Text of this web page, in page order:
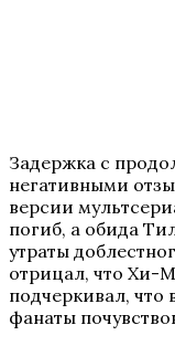
Задержка с
негативными
версии
погиб, а обида
утраты
отрицал, что Хи-
подчеркивал, что
фанаты